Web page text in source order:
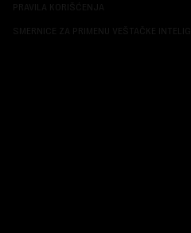
PRAVILA KORIŠĆENJA
SMERNICE ZA PRIMENU VEŠTAČKE